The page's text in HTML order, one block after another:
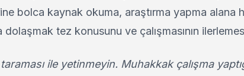
bolca kaynak okuma, araştırma yapma alana
dolaşmak tez konusunu ve çalışmasının
ile yetinmeyin. Muhakkak çalışma